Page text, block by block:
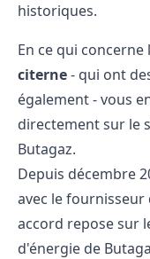
historiques.
En ce qui concerne
citerne- qui ont
également - vous
directement sur le
Butagaz.
Depuis décembre
avec le fournisseur
accord repose sur
d'énergie de